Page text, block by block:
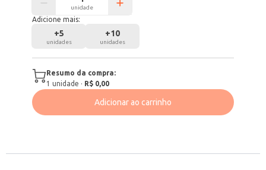
unidade
Adicione mais:
+5
unidades
+10
unidades
Resumo da compra:
1 unidade · R$ 0,00
Adicionar ao carrinho